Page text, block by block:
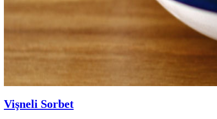
Vişneli Sorbet